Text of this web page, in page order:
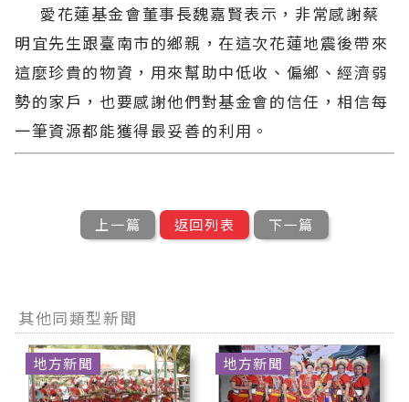
愛花蓮基金會董事長魏嘉賢表示，非常感謝蔡
明宜先生跟臺南市的鄉親，在這次花蓮地震後帶來
這麼珍貴的物資，用來幫助中低收、偏鄉、經濟弱
勢的家戶，也要感謝他們對基金會的信任，相信每
一筆資源都能獲得最妥善的利用。
上一篇 返回列表 下一篇
其他同類型新聞
地方新聞 地方新聞